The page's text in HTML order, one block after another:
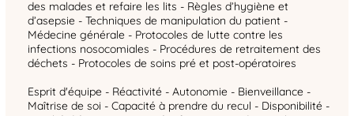
des malades et refaire les lits - Règles d’hygiène et
d’asepsie - Techniques de manipulation du patient -
Médecine générale - Protocoles de lutte contre les
infections nosocomiales - Procédures de retraitement des
déchets - Protocoles de soins pré et post-opératoires
Esprit d'équipe - Réactivité - Autonomie - Bienveillance -
Maîtrise de soi - Capacité à prendre du recul - Disponibilité -